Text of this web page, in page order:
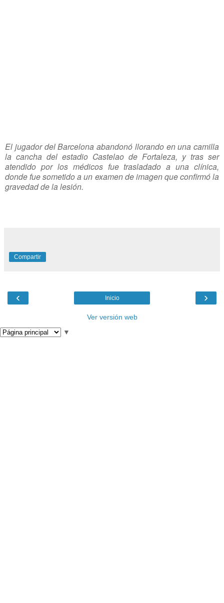
El jugador del Barcelona abandonó llorando en una camilla
la cancha del estadio Castelao de Fortaleza, y tras ser
atendido por los médicos fue trasladado a una clínica,
donde fue sometido a un examen de imagen que confirmó la
gravedad de la lesión.
Compartir
‹ ›
Inicio
Ver versión web
▼